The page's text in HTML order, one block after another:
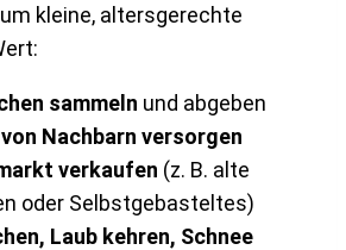
kleine, altersgerechte
sammeln und abgeben
Nachbarn versorgen
verkaufen (z. B. alte
oder Selbstgebasteltes)
Laub kehren, Schnee